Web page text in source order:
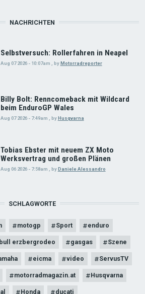
NACHRICHTEN
Selbstversuch: Rollerfahren in Neapel
Aug 07 2026 - 10:07am byMotorradreporter
Billy Bolt: Renncomeback mit Wildcard
beim EnduroGP Wales
Aug 07 2026 - 7:49am byHusqvarna
Tobias Ebster mit neuem ZX Moto
Werksvertrag und großen Plänen
Aug 06 2026 - 7:58am byDaniele Alessandro
SCHLAGWORTE
motogp Sport enduro
erzbergrodeo gasgas Szene
eicma video ServusTV
motorradmagazin.at Husqvarna
Honda ducati